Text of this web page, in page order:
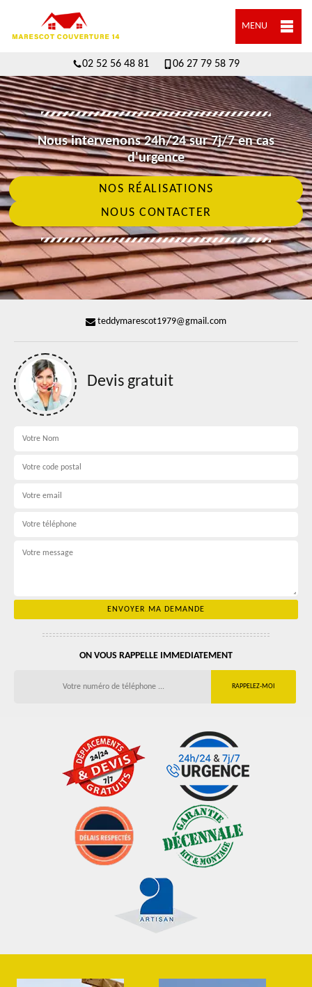
MENU
02 52 56 48 81 06 27 79 58 79
Nous intervenons 24h/24 sur 7j/7 en cas
d'urgence
NOS RÉALISATIONS
NOUS CONTACTER
teddymarescot1979@gmail.com
Devis gratuit
ON VOUS RAPPELLE IMMEDIATEMENT